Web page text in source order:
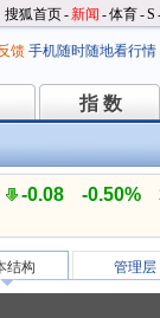
搜狐首页-新闻 -体育-S
馈 手机随时随地看行情
指 数
指 数
-0.08 -0.50%
结构 管理层